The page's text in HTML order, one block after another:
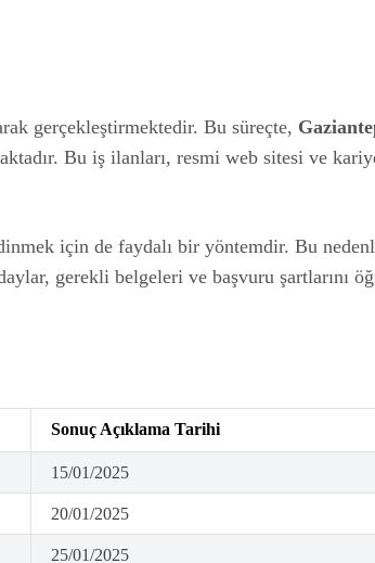
gerçekleştirmektedir. Bu süreçte,
Bu iş ilanları, resmi web sitesi ve
için de faydalı bir yöntemdir. Bu
gerekli belgeleri ve başvuru şartlarını
Sonuç Açıklama Tarihi
15/01/2025
20/01/2025
25/01/2025